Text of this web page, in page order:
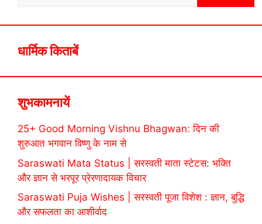
धार्मिक किताबें
शुभकामनायें
25+ Good Morning Vishnu Bhagwan: दिन की
शुरुआत भगवान विष्णु के नाम से
Saraswati Mata Status | सरस्वती माता स्टेटस: भक्ति
और ज्ञान से भरपूर प्रेरणादायक विचार
Saraswati Puja Wishes | सरस्वती पूजा विशेश : ज्ञान, बुद्धि
और सफलता का आशीर्वाद